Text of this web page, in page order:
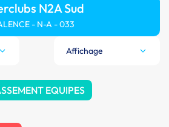
N2A Sud
- N-A - 033
Affichage
EQUIPES